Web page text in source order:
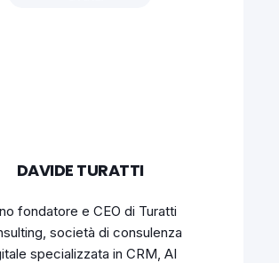
DAVIDE TURATTI
fondatore e CEO di Turatti
società di consulenza
specializzata in CRM, AI